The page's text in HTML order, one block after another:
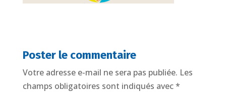
Poster le commentaire
Votre adresse e-mail ne sera pas publiée. Les
champs obligatoires sont indiqués avec*